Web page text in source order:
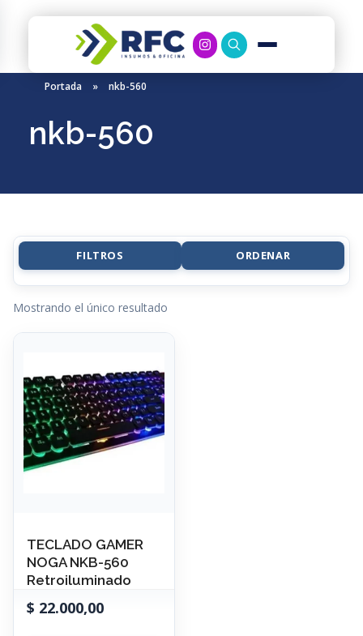
RFC Soluciones
Con 35 años de experiencia, RFC se especializa en muebles de oficina, soluciones tecnológicas y servicio técnico en Río Gallegos. Equipamos espacios de trabajo modernos y eficientes.
Portada » nkb-560
nkb-560
FILTROS ORDENAR
Mostrando el único resultado
TECLADO GAMER
NOGA NKB-560
Retroiluminado
$ 22.000,00